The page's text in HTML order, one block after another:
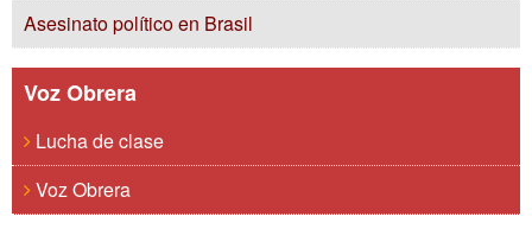
Asesinato político en Brasil
Voz Obrera
Lucha de clase
Voz Obrera